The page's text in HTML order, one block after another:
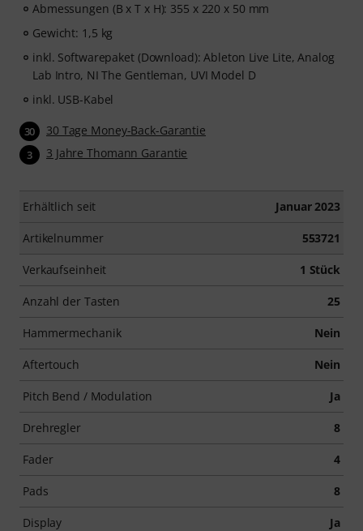
Abmessungen (B x T x H): 355 x 220 x 50 mm
Gewicht: 1,5 kg
inkl. Softwarepaket (Download): Ableton Live Lite, Analog
Lab Intro, NI The Gentleman, UVI Model D
inkl. USB-Kabel
30 30 Tage Money-Back-Garantie
3 3 Jahre Thomann Garantie
Erhältlich seit Januar 2023
Artikelnummer 553721
Verkaufseinheit 1 Stück
Anzahl der Tasten 25
Hammermechanik Nein
Aftertouch Nein
Pitch Bend / Modulation Ja
Drehregler 8
Fader 4
Pads 8
Display Ja